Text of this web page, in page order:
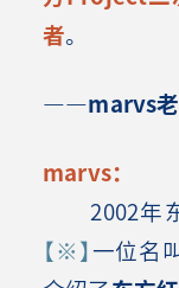
者。
――marvs老
marvs：
2002年东
【※】一位名